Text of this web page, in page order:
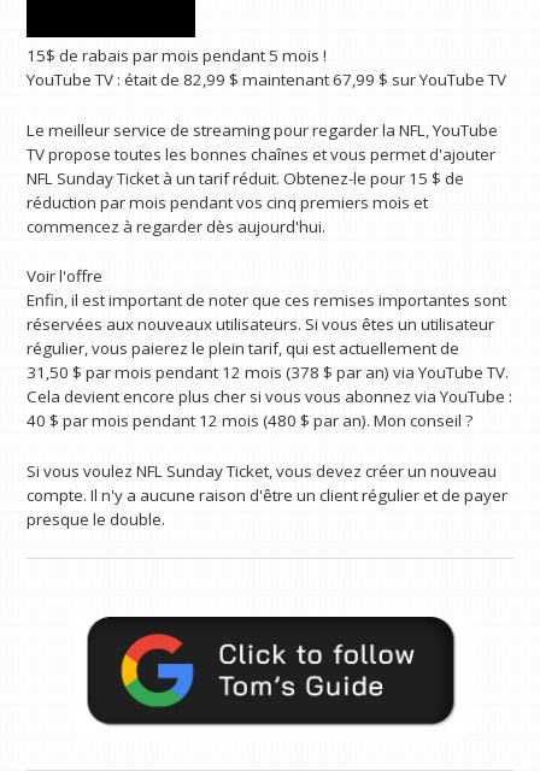
15$ de rabais par mois pendant 5 mois !
YouTube TV : était de 82,99 $ maintenant 67,99 $ sur YouTube TV
Le meilleur service de streaming pour regarder la NFL, YouTube
TV propose toutes les bonnes chaînes et vous permet d'ajouter
NFL Sunday Ticket à un tarif réduit. Obtenez-le pour 15 $ de
réduction par mois pendant vos cinq premiers mois et
commencez à regarder dès aujourd'hui.
Voir l'offre
Enfin, il est important de noter que ces remises importantes sont
réservées aux nouveaux utilisateurs. Si vous êtes un utilisateur
régulier, vous paierez le plein tarif, qui est actuellement de
31,50 $ par mois pendant 12 mois (378 $ par an) via YouTube TV.
Cela devient encore plus cher si vous vous abonnez via YouTube :
40 $ par mois pendant 12 mois (480 $ par an). Mon conseil ?
Si vous voulez NFL Sunday Ticket, vous devez créer un nouveau
compte. Il n'y a aucune raison d'être un client régulier et de payer
presque le double.